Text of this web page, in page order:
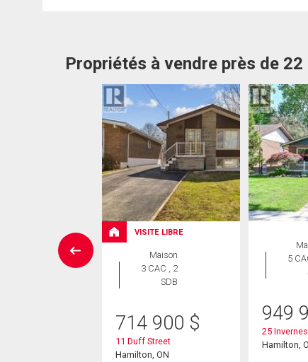
Propriétés à vendre près de
VISITE LIBRE
Maison
3 CAC , 2
SDB
714 900 $
11 Duff Street
Hamilton, ON
5
949
25
Hamilton,